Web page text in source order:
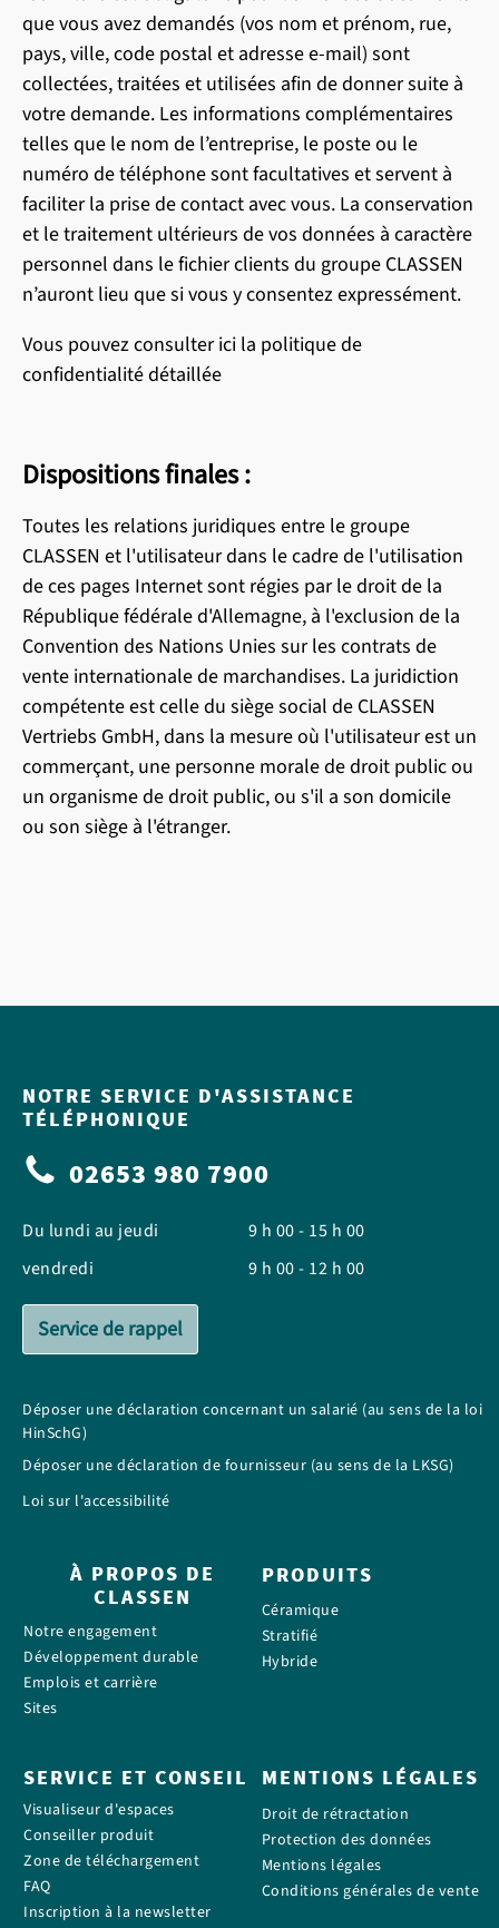
que vous avez demandés (vos nom et prénom, rue,
pays, ville, code postal et adresse e-mail) sont
collectées, traitées et utilisées afin de donner suite à
votre demande. Les informations complémentaires
telles que le nom de l’entreprise, le poste ou le
numéro de téléphone sont facultatives et servent à
faciliter la prise de contact avec vous. La conservation
et le traitement ultérieurs de vos données à caractère
personnel dans le fichier clients du groupe CLASSEN
n’auront lieu que si vous y consentez expressément.
Vous pouvez consulter ici la politique de
confidentialité détaillée
Dispositions finales :
Toutes les relations juridiques entre le groupe
CLASSEN et l'utilisateur dans le cadre de l'utilisation
de ces pages Internet sont régies par le droit de la
République fédérale d'Allemagne, à l'exclusion de la
Convention des Nations Unies sur les contrats de
vente internationale de marchandises. La juridiction
compétente est celle du siège social de CLASSEN
Vertriebs GmbH, dans la mesure où l'utilisateur est un
commerçant, une personne morale de droit public ou
un organisme de droit public, ou s'il a son domicile
ou son siège à l'étranger.
NOTRE SERVICE D'ASSISTANCE
TÉLÉPHONIQUE
02653 980 7900
Du lundi au jeudi
vendredi
9 h 00 - 15 h 00
9 h 00 - 12 h 00
Service de rappel
Déposer une déclaration concernant un salarié (au sens de la loi
HinSchG)
Déposer une déclaration de fournisseur (au sens de la LKSG)
Loi sur l'accessibilité
À PROPOS DE
CLASSEN
Notre engagement
Développement durable
Emplois et carrière
Sites
PRODUITS
Céramique
Stratifié
Hybride
SERVICE ET CONSEIL
Visualiseur d'espaces
Conseiller produit
Zone de téléchargement
FAQ
Inscription à la newsletter
MENTIONS LÉGALES
Droit de rétractation
Protection des données
Mentions légales
Conditions générales de vente